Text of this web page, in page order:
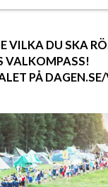
VILKA DU SKA
VALKOMPASS!
PÅ